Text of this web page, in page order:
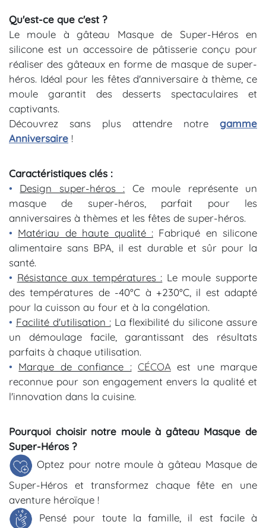
Qu'est-ce que c'est ?
Le moule à gâteau Masque de Super-Héros en
silicone est un accessoire de pâtisserie conçu pour
réaliser des gâteaux en forme de masque de super-
héros. Idéal pour les fêtes d'anniversaire à thème, ce
moule garantit des desserts spectaculaires et
captivants.
Découvrez sans plus attendre notre gamme
Anniversaire !
Caractéristiques clés :
•
Design super-héros : Ce moule représente un
masque de super-héros, parfait pour les
anniversaires à thèmes et les fêtes de super-héros.
• Matériau de haute qualité :Fabriqué en silicone
alimentaire sans BPA, il est durable et sûr pour la
santé.
• Résistance aux températures : Le moule supporte
des températures de -40°C à +230°C, il est adapté
pour la cuisson au four et à la congélation.
• Facilité d'utilisation :La flexibilité du silicone assure
un démoulage facile, garantissant des résultats
parfaits à chaque utilisation.
• Marque de confiance : CÉCOAest une marque
reconnue pour son engagement envers la qualité et
l'innovation dans la cuisine.
Pourquoi choisir notre moule à gâteau Masque de
Super-Héros ?
Optez pour notre moule à gâteau Masque de
Super-Héros et transformez chaque fête en une
aventure héroïque !
Pensé pour toute la famille, il est facile à